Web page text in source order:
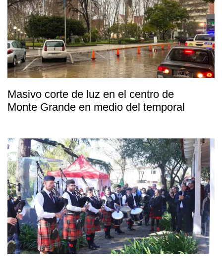
Masivo corte de luz en el centro de
Monte Grande en medio del temporal